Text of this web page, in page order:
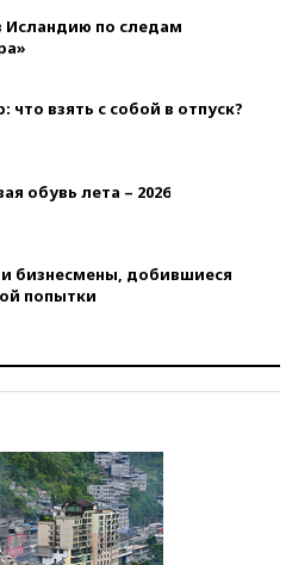
Исландию по следам
взять с собой в отпуск?
обувь лета – 2026
бизнесмены, добившиеся
попытки